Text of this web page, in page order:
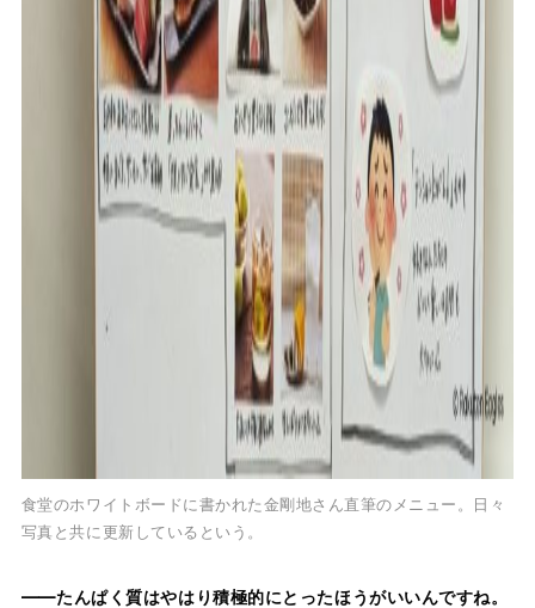
食堂のホワイトボードに書かれた金剛地さん直筆のメニュー。日々
写真と共に更新しているという。
――たんぱく質はやはり積極的にとったほうがいいんですね。